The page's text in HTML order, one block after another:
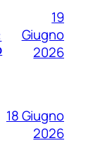
19
Giugno
2026
18 Giugno
2026